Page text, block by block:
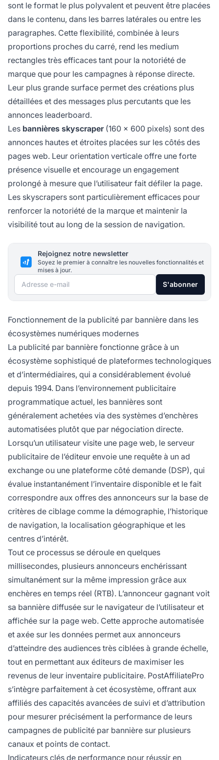
sont le format le plus polyvalent et peuvent être placées
dans le contenu, dans les barres latérales ou entre les
paragraphes. Cette flexibilité, combinée à leurs
proportions proches du carré, rend les medium
rectangles très efficaces tant pour la notoriété de
marque que pour les campagnes à réponse directe.
Leur plus grande surface permet des créations plus
détaillées et des messages plus percutants que les
annonces leaderboard.
Les bannières skyscraper(160 x 600 pixels) sont des
annonces hautes et étroites placées sur les côtés des
pages web. Leur orientation verticale offre une forte
présence visuelle et encourage un engagement
prolongé à mesure que l’utilisateur fait défiler la page.
Les skyscrapers sont particulièrement efficaces pour
renforcer la notoriété de la marque et maintenir la
visibilité tout au long de la session de navigation.
Rejoignez notre newsletter
Soyez le premier à connaître les nouvelles fonctionnalités et
mises à jour.
Adresse e-mail S'abonner
Fonctionnement de la publicité par bannière dans les
écosystèmes numériques modernes
La publicité par bannière fonctionne grâce à un
écosystème sophistiqué de plateformes technologiques
et d’intermédiaires, qui a considérablement évolué
depuis 1994. Dans l’environnement publicitaire
programmatique actuel, les bannières sont
généralement achetées via des systèmes d’enchères
automatisées plutôt que par négociation directe.
Lorsqu’un utilisateur visite une page web, le serveur
publicitaire de l’éditeur envoie une requête à un ad
exchange ou une plateforme côté demande (DSP), qui
évalue instantanément l’inventaire disponible et le fait
correspondre aux offres des annonceurs sur la base de
critères de ciblage comme la démographie, l’historique
de navigation, la localisation géographique et les
centres d’intérêt.
Tout ce processus se déroule en quelques
millisecondes, plusieurs annonceurs enchérissant
simultanément sur la même impression grâce aux
enchères en temps réel (RTB). L’annonceur gagnant voit
sa bannière diffusée sur le navigateur de l’utilisateur et
affichée sur la page web. Cette approche automatisée
et axée sur les données permet aux annonceurs
d’atteindre des audiences très ciblées à grande échelle,
tout en permettant aux éditeurs de maximiser les
revenus de leur inventaire publicitaire. PostAffiliatePro
s’intègre parfaitement à cet écosystème, offrant aux
affiliés des capacités avancées de suivi et d’attribution
pour mesurer précisément la performance de leurs
campagnes de publicité par bannière sur plusieurs
canaux et points de contact.
Indicateurs clés de performance pour réussir en